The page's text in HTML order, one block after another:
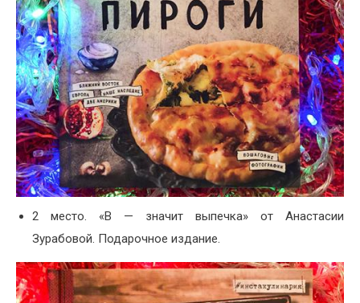
2 место. «В — значит выпечка» от Анастасии
Зурабовой. Подарочное издание.